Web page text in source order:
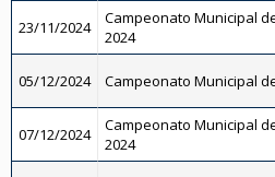
23/11/2024
Campeonato Municipal
2024
05/12/2024 Campeonato Municipal
07/12/2024
Campeonato Municipal
2024